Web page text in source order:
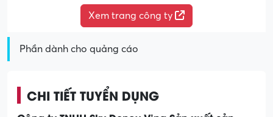
Xem trang công ty
Phần dành cho quảng cáo
CHI TIẾT TUYỂN DỤNG